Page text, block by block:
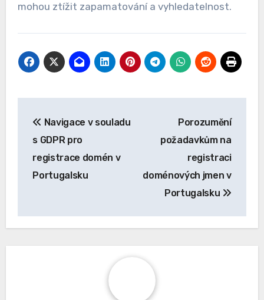
mohou ztížit zapamatování a vyhledatelnost.
navigation
Navigace v souladu
s GDPR pro
registrace domén v
Portugalsku
Porozumění
požadavkům na
registraci
doménových jmen v
Portugalsku